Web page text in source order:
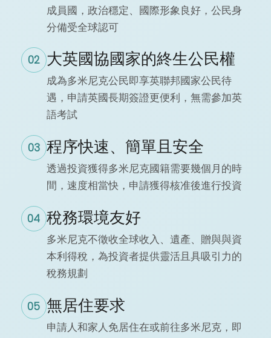
成員國，政治穩定、國際形象良好，公民身
分備受全球認可
02 大英國協國家的終生公民權
成為多米尼克公民即享英聯邦國家公民待
遇，申請英國長期簽證更便利，無需參加英
語考試
03 程序快速、簡單且安全
透過投資獲得多米尼克國籍需要幾個月的時
間，速度相當快，申請獲得核准後進行投資
04 稅務環境友好
多米尼克不徵收全球收入、遺產、贈與與資
本利得稅，為投資者提供靈活且具吸引力的
稅務規劃
05 無居住要求
申請人和家人免居住在或前往多米尼克，即